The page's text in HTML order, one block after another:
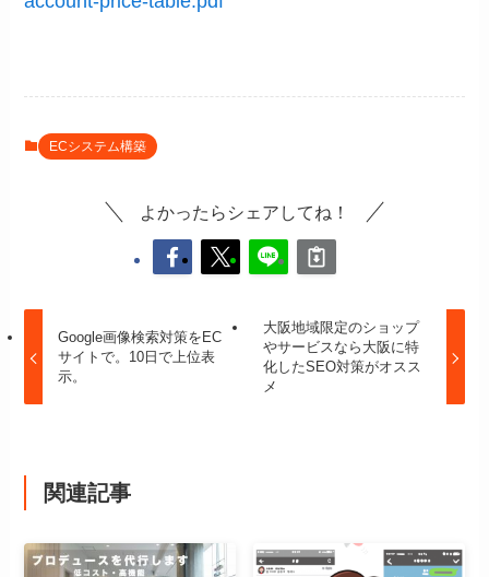
ECシステム構築
よかったらシェアしてね！
Google画像検索対策をEC
サイトで。10日で上位表
示。
大阪地域限定のショップ
やサービスなら大阪に特
化したSEO対策がオスス
メ
関連記事